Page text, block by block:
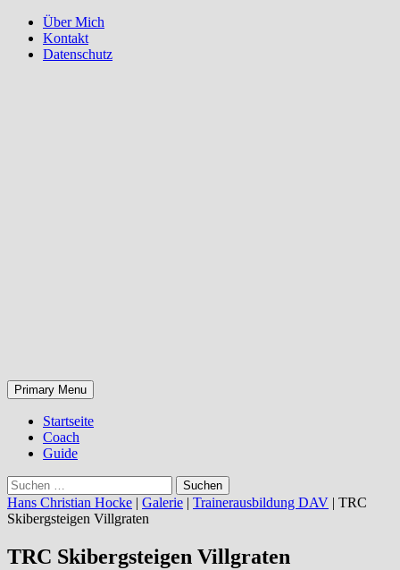
Über Mich
Kontakt
Datenschutz
Search
Primary Menu Skip
to
content
Startseite
Coach
Guide
Suchen
nach:
Hans Christian Hocke | Galerie | Trainerausbildung DAV | TRC
Skibergsteigen Villgraten
TRC Skibergsteigen Villgraten